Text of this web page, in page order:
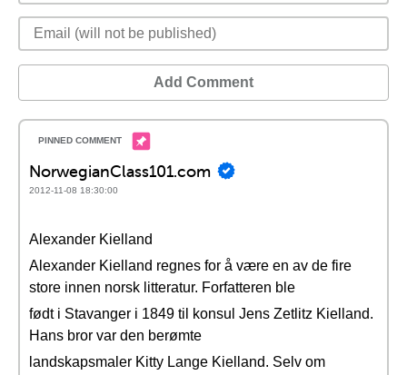
Add Comment
NorwegianClass101.com
2012-11-08 18:30:00
Alexander Kielland
Alexander Kielland regnes for å være en av de fire
store innen norsk litteratur. Forfatteren ble
født i Stavanger i 1849 til konsul Jens Zetlitz Kielland.
Hans bror var den berømte
landskapsmaler Kitty Lange Kielland. Selv om